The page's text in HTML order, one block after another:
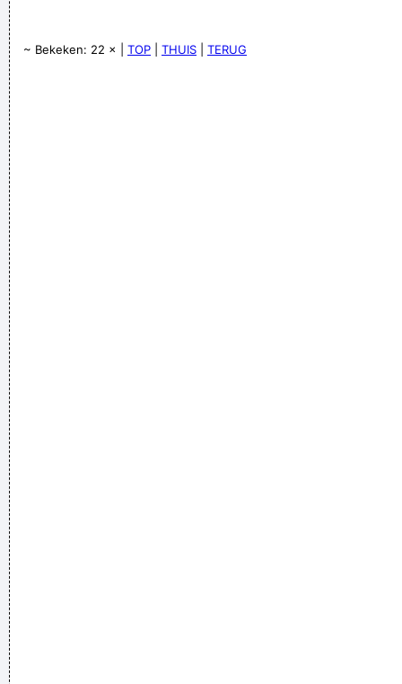
~ Bekeken: 22 × | TOP THUIS TERUG